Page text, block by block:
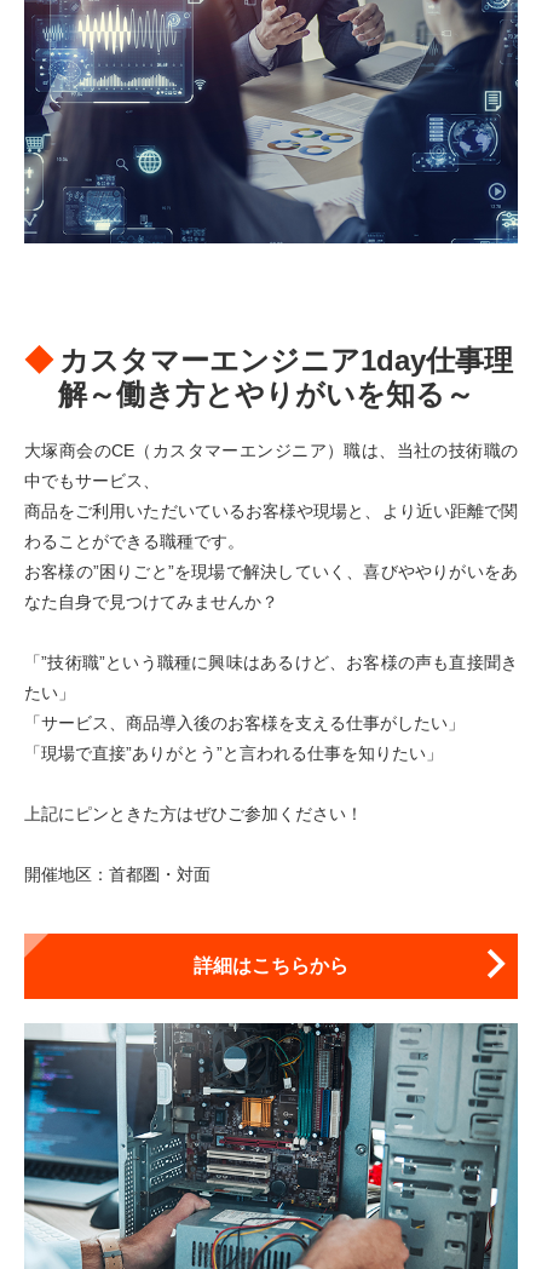
カスタマーエンジニア1day仕事理
解～働き方とやりがいを知る～
大塚商会のCE（カスタマーエンジニア）職は、当社の技術職の
中でもサービス、
商品をご利用いただいているお客様や現場と、より近い距離で関
わることができる職種です。
お客様の”困りごと”を現場で解決していく、喜びややりがいをあ
なた自身で見つけてみませんか？
「”技術職”という職種に興味はあるけど、お客様の声も直接聞き
たい」
「サービス、商品導入後のお客様を支える仕事がしたい」
「現場で直接”ありがとう”と言われる仕事を知りたい」
上記にピンときた方はぜひご参加ください！
詳細はこちらから